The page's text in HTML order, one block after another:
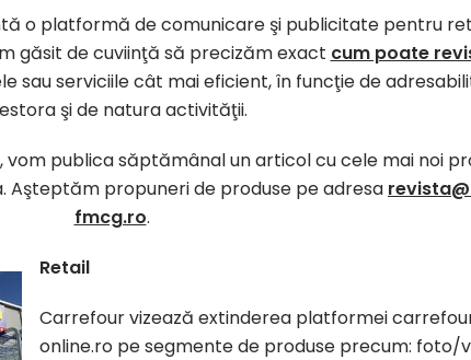
o platformă de comunicare şi publicitate pentru
găsit de cuviinţă să precizăm exact cum poate
sau serviciile cât mai eficient, în funcţie de
şi de natura activităţii.
publica săptămânal un articol cu cele mai noi
Aşteptăm propuneri de produse pe adresa
fmcg.ro.
Retail
Carrefour vizează extinderea platformei
online.ro pe segmente de produse precum: foto/